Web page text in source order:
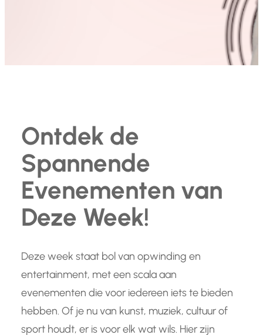
Ontdek de
Spannende
Evenementen van
Deze Week!
Deze week staat bol van opwinding en
entertainment, met een scala aan
evenementen die voor iedereen iets te bieden
hebben. Of je nu van kunst, muziek, cultuur of
sport houdt, er is voor elk wat wils. Hier zijn